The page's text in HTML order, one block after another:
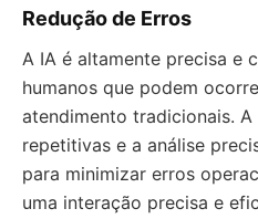
Redução de Erros
A IA é altamente precisa e
humanos que podem
atendimento tradicionais.
repetitivas e a análise
para minimizar erros
uma interação precisa e